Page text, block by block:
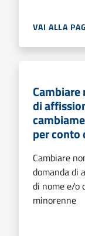
VAI ALLA
di
per
Cambiare
domanda di
di nome e/o
minorenne